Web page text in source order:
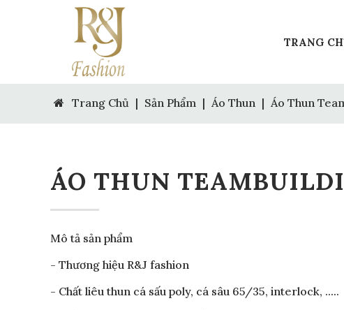
TRANG
Trang Chủ | Sản Phẩm | Áo Thun | Áo Thun
ÁO THUN
Mô tả sản phẩm
- Thương hiệu R&J fashion
- Chất liêu thun cá sấu poly, cá sâu 65/35, interlock, .....